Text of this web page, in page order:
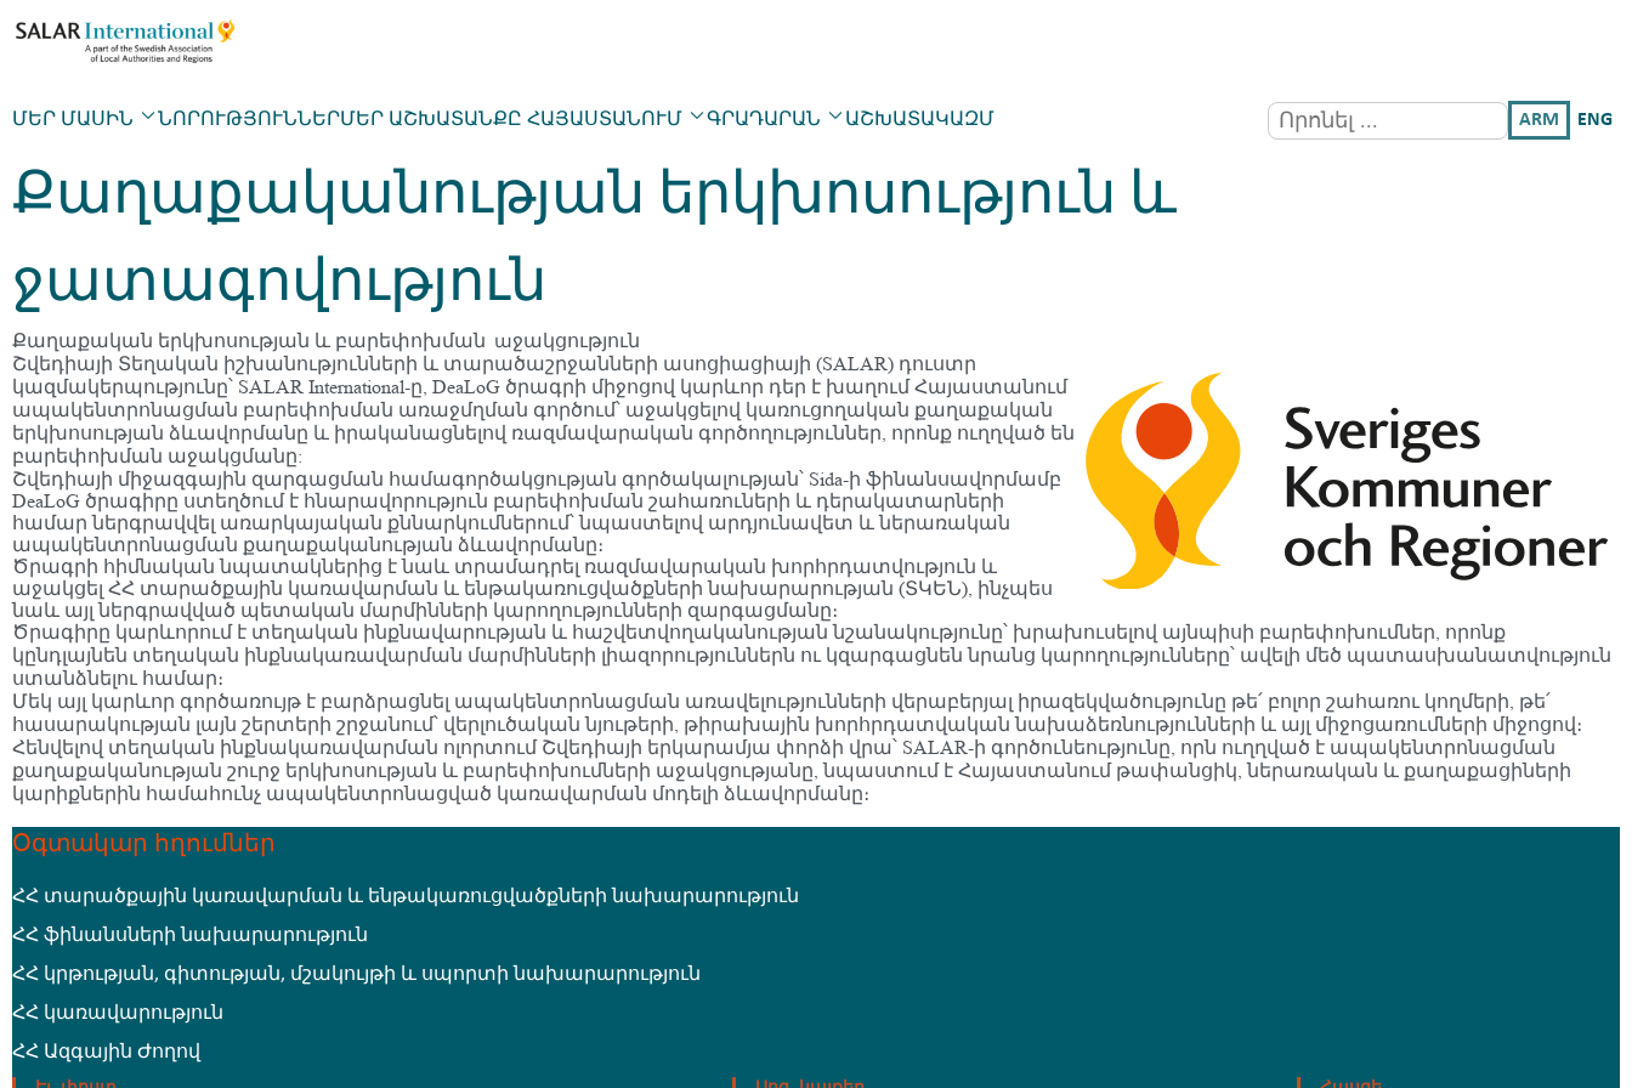
ՄԵՐ ՄԱՍԻՆ ՆՈՐՈՒԹՅՈՒՆՆԵՐՄԵՐ ԱՇԽԱՏԱՆՔԸ ՀԱՅԱՍՏԱՆՈՒՄ ԳՐԱԴԱՐԱՆ ԱՇԽԱՏԱԿԱԶՄ ARM ENG
Քաղաքականության երկխոսություն և
ջատագովություն
Քաղաքական երկխոսության և բարեփոխման աջակցություն
Շվեդիայի Տեղական իշխանությունների և տարածաշրջանների ասոցիացիայի (SALAR) դուստր
կազմակերպությունը՝ SALAR International-ը, DeaLoG ծրագրի միջոցով կարևոր դեր է խաղում Հայաստանում
ապակենտրոնացման բարեփոխման առաջմղման գործում՝ աջակցելով կառուցողական քաղաքական
երկխոսության ձևավորմանը և իրականացնելով ռազմավարական գործողություններ, որոնք ուղղված են
բարեփոխման աջակցմանը:
Շվեդիայի միջազգային զարգացման համագործակցության գործակալության՝ Sida-ի ֆինանսավորմամբ
DeaLoG ծրագիրը ստեղծում է հնարավորություն բարեփոխման շահառուների և դերակատարների
համար ներգրավվել առարկայական քննարկումներում՝ նպաստելով արդյունավետ և ներառական
ապակենտրոնացման քաղաքականության ձևավորմանը։
Ծրագրի հիմնական նպատակներից է նաև տրամադրել ռազմավարական խորհրդատվություն և
աջակցել ՀՀ տարածքային կառավարման և ենթակառուցվածքների նախարարության (ՏԿԵՆ), ինչպես
նաև այլ ներգրավված պետական մարմինների կարողությունների զարգացմանը։
Ծրագիրը կարևորում է տեղական ինքնավարության և հաշվետվողականության նշանակությունը՝ խրախուսելով այնպիսի բարեփոխումներ, որոնք
կընդլայնեն տեղական ինքնակառավարման մարմինների լիազորություններն ու կզարգացնեն նրանց կարողությունները՝ ավելի մեծ պատասխանատվություն
ստանձնելու համար։
Մեկ այլ կարևոր գործառույթ է բարձրացնել ապակենտրոնացման առավելությունների վերաբերյալ իրազեկվածությունը թե՛ բոլոր շահառու կողմերի, թե՛
հասարակության լայն շերտերի շրջանում՝ վերլուծական նյութերի, թիրախային խորհրդատվական նախաձեռնությունների և այլ միջոցառումների միջոցով։
Հենվելով տեղական ինքնակառավարման ոլորտում Շվեդիայի երկարամյա փորձի վրա՝ SALAR-ի գործունեությունը, որն ուղղված է ապակենտրոնացման
քաղաքականության շուրջ երկխոսության և բարեփոխումների աջակցությանը, նպաստում է Հայաստանում թափանցիկ, ներառական և քաղաքացիների
կարիքներին համահունչ ապակենտրոնացված կառավարման մոդելի ձևավորմանը։
Օգտակար հղումներ
ՀՀ տարածքային կառավարման և ենթակառուցվածքների նախարարություն
ՀՀ ֆինանսների նախարարություն
ՀՀ կրթության, գիտության, մշակույթի և սպորտի նախարարություն
ՀՀ կառավարություն
ՀՀ Ազգային Ժողով